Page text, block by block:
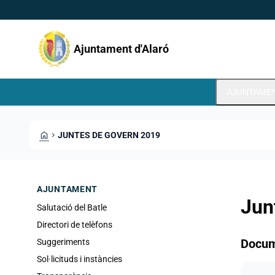
Ajuntament d'Alaró
HOME CHEVRON_RIGHT JUNTES DE GOVERN 2019
AJUNTAMENT
Salutació del Batle
Directori de telèfons
Suggeriments
Sol·licituds i instàncies